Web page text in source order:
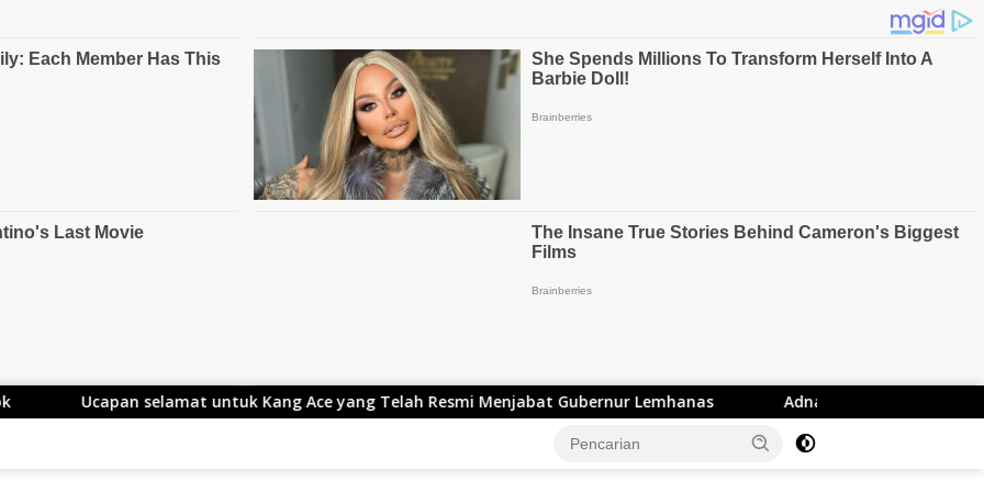
untuk Kang Ace yang Telah Resmi Menjabat Gubernur Lemhanas Adnan Rustandi Kader PKS di Lantik